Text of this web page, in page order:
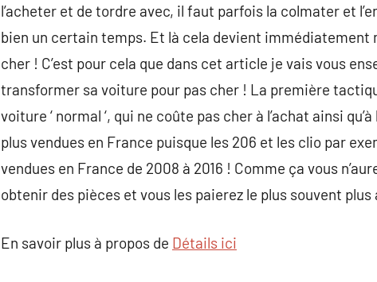
l’acheter et de tordre avec, il faut parfois la colmater et
bien un certain temps. Et là cela devient immédiatement
cher ! C’est pour cela que dans cet article je vais vous
transformer sa voiture pour pas cher ! La première
voiture ‘ normal ‘, qui ne coûte pas cher à l’achat ainsi
plus vendues en France puisque les 206 et les clio par
vendues en France de 2008 à 2016 ! Comme ça vous
obtenir des pièces et vous les paierez le plus souvent
En savoir plus à propos de Détails ici